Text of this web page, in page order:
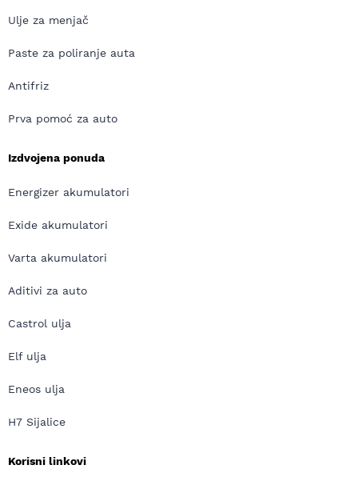
Ulje za menjač
Paste za poliranje auta
Antifriz
Prva pomoć za auto
Izdvojena ponuda
Energizer akumulatori
Exide akumulatori
Varta akumulatori
Aditivi za auto
Castrol ulja
Elf ulja
Eneos ulja
H7 Sijalice
Korisni linkovi